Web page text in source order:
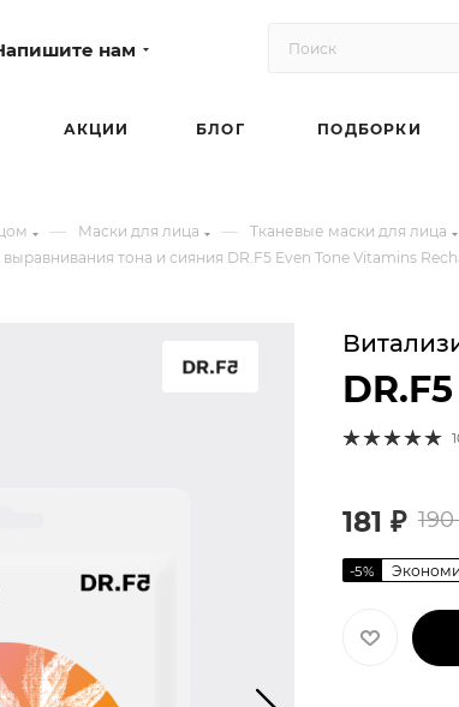
нам
АКЦИИ БЛОГ ПОДБОРКИ
— Маски для лица — Тканевые маски для лица
тона и сияния DR.F5 Even Tone Vitamins
181 ₽ 190
-5%